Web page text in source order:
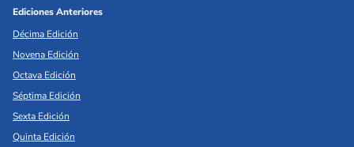
Ediciones Anteriores
Décima Edición
Novena Edición
Octava Edición
Séptima Edición
Sexta Edición
Quinta Edición